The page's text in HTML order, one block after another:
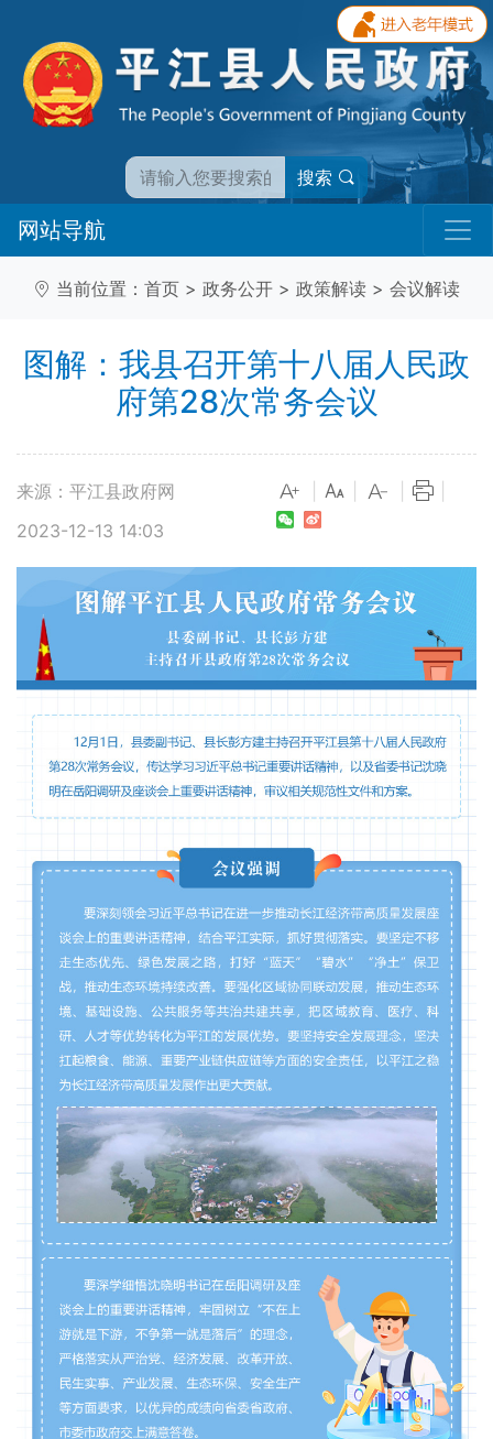
搜索
网站导航
当前位置： 首页 > 政务公开 > 政策解读 > 会议解读
图解：我县召开第十八届人民政
府第28次常务会议
来源：平江县政府网
2023-12-13 14:03